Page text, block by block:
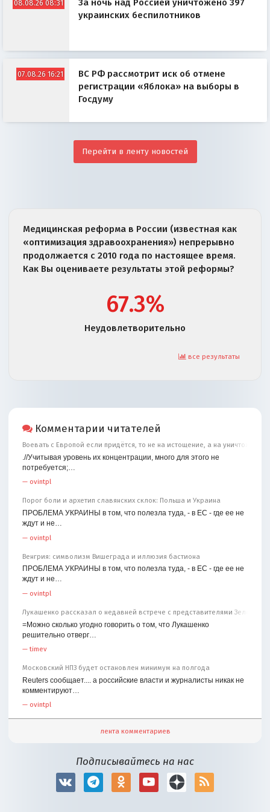
08.08.26 08:31
За ночь над Россией уничтожено 397
украинских беспилотников
07.08.26 16:21
ВС РФ рассмотрит иск об отмене
регистрации «Яблока» на выборы в
Госдуму
Перейти в ленту новостей
Медицинская реформа в России (известная как
«оптимизация здравоохранения») непрерывно
продолжается с 2010 года по настоящее время.
Как Вы оцениваете результаты этой реформы?
67.3%
Неудовлетворительно
все результаты
Комментарии читателей
Воевать с Европой если придётся, то не на истощение, а на уничтожение
.//Учитывая уровень их концентрации, много для этого не
потребуется;…
— ovintpl
Порог боли и архетип славянских склок: Польша и Украина
ПРОБЛЕМА УКРАИНЫ в том, что полезла туда, - в ЕС - где ее не
ждут и не…
— ovintpl
Венгрия: символизм Вишеграда и иллюзия бастиона
ПРОБЛЕМА УКРАИНЫ в том, что полезла туда, - в ЕС - где ее не
ждут и не…
— ovintpl
Лукашенко рассказал о недавней встрече с представителями
=Можно сколько угодно говорить о том, что Лукашенко
решительно отверг…
—timev
Московский НПЗ будет остановлен минимум на полгода
Reuters сообщает.... а российские власти и журналисты никак не
комментируют…
— ovintpl
лента комментариев
Подписывайтесь на нас